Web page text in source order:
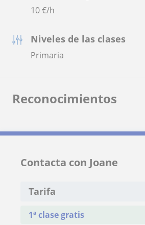
10€/h
Niveles de las clases
Primaria
Reconocimientos
Contacta con Joane
Tarifa
1ª clase gratis